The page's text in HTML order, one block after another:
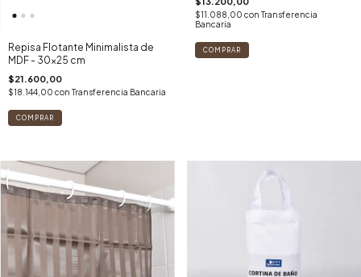
Repisa Flotante Minimalista de
MDF - 30x25 cm
$21.600,00
$18.144,00 con Transferencia Bancaria
$11.088,00 con Transferencia
Bancaria